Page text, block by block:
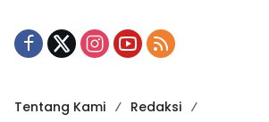
Tentang Kami
Redaksi